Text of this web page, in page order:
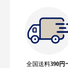
全国送料390円